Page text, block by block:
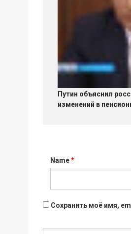
Путин объяснил
изменений в
Name*
Сохранить моё имя,